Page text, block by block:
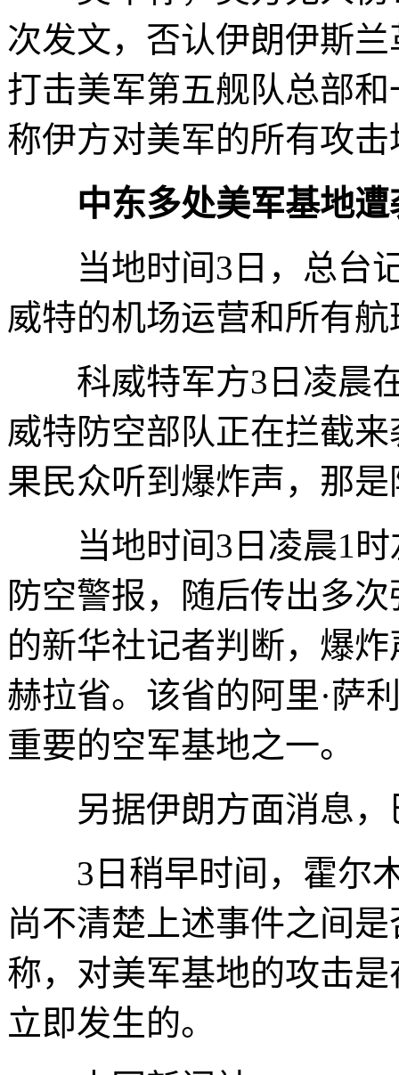
次发文，否认伊朗伊斯
打击美军第五舰队总部
称伊方对美军的所有攻
中东多处美军基地
当地时间3日，总台记
威特的机场运营和所有
科威特军方3日凌晨在
威特防空部队正在拦截
果民众听到爆炸声，那
当地时间3日凌晨1时
防空警报，随后传出多
的新华社记者判断，爆
赫拉省。该省的阿里·萨
重要的空军基地之一。
另据伊朗方面消息，
3日稍早时间，霍尔木
尚不清楚上述事件之间
称，对美军基地的攻击
立即发生的。